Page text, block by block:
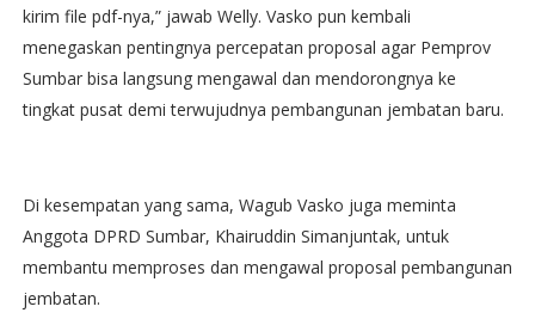
kirim file pdf-nya,” jawab Welly. Vasko pun kembali
menegaskan pentingnya percepatan proposal agar Pemprov
Sumbar bisa langsung mengawal dan mendorongnya ke
tingkat pusat demi terwujudnya pembangunan jembatan baru.
Di kesempatan yang sama, Wagub Vasko juga meminta
Anggota DPRD Sumbar, Khairuddin Simanjuntak, untuk
membantu memproses dan mengawal proposal pembangunan
jembatan.